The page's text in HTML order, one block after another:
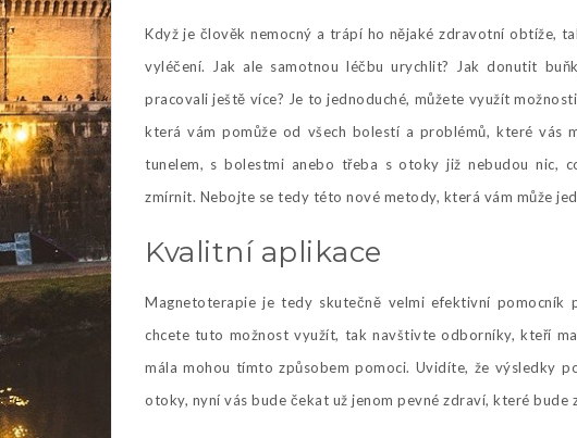
Když je člověk nemocný a trápí ho nějaké zdravotní obtíže,
vyléčení. Jak ale samotnou léčbu urychlit? Jak donutit
pracovali ještě více? Je to jednoduché, můžete využít
která vám pomůže od všech bolestí a problémů, které vás
tunelem, s bolestmi anebo třeba s otoky již nebudou nic,
zmírnit. Nebojte se tedy této nové metody, která vám může
Kvalitní aplikace
Magnetoterapie je tedy skutečně velmi efektivní
chcete tuto možnost využít, tak navštivte odborníky, kteří
mála mohou tímto způsobem pomoci. Uvidíte, že výsledky
otoky, nyní vás bude čekat už jenom pevné zdraví, které